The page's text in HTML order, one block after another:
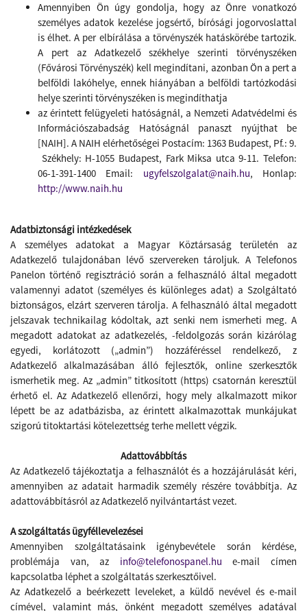
Amennyiben Ön úgy gondolja, hogy az Önre vonatkozó
személyes adatok kezelése jogsértő, bírósági jogorvoslattal
is élhet. A per elbírálása a törvényszék hatáskörébe tartozik.
A pert az Adatkezelő székhelye szerinti törvényszéken
(Fővárosi Törvényszék) kell megindítani, azonban Ön a pert a
belföldi lakóhelye, ennek hiányában a belföldi tartózkodási
helye szerinti törvényszéken is megindíthatja
az érintett felügyeleti hatóságnál, a Nemzeti Adatvédelmi és
Információszabadság Hatóságnál panaszt nyújthat be
[NAIH]. A NAIH elérhetőségei Postacím: 1363 Budapest, Pf.: 9.
Székhely: H-1055 Budapest, Fark Miksa utca 9-11. Telefon:
06-1-391-1400 Email: ugyfelszolgalat@naih.hu, Honlap:
http://www.naih.hu
Adatbiztonsági intézkedések
A személyes adatokat a Magyar Köztársaság területén az
Adatkezelő tulajdonában lévő szervereken tároljuk. A Telefonos
Panelon történő regisztráció során a felhasználó által megadott
valamennyi adatot (személyes és különleges adat) a Szolgáltató
biztonságos, elzárt szerveren tárolja. A felhasználó által megadott
jelszavak technikailag kódoltak, azt senki nem ismerheti meg. A
megadott adatokat az adatkezelés, -feldolgozás során kizárólag
egyedi, korlátozott („admin”) hozzáféréssel rendelkező, z
Adatkezelő alkalmazásában álló fejlesztők, online szerkesztők
ismerhetik meg. Az „admin” titkosított (https) csatornán keresztül
érhető el. Az Adatkezelő ellenőrzi, hogy mely alkalmazott mikor
lépett be az adatbázisba, az érintett alkalmazottak munkájukat
szigorú titoktartási kötelezettség terhe mellett végzik.
Adattovábbítás
Az Adatkezelőtájékoztatja a felhasználót és a hozzájárulását kéri,
amennyiben az adatait harmadik személy részére továbbítja. Az
adattovábbításról az Adatkezelő nyilvántartást vezet.
A szolgáltatás ügyféllevelezései
Amennyiben szolgáltatásaink igénybevétele során kérdése,
problémája van, az info@telefonospanel.hu e-mail címen
kapcsolatba léphet a szolgáltatás szerkesztőivel.
Az Adatkezelő a beérkezett leveleket, a küldő nevével és e-mail
címével, valamint más, önként megadott személyes adatával